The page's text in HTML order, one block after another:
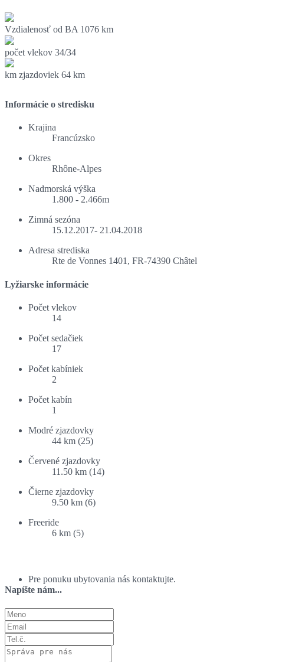
Vzdialenosť od BA 1076 km
počet vlekov 34/34
km zjazdoviek 64 km
Informácie o stredisku
Krajina
Francúzsko
Okres
Rhône-Alpes
Nadmorská výška
1.800 - 2.466m
Zimná sezóna
15.12.2017- 21.04.2018
Adresa strediska
Rte de Vonnes 1401, FR-74390 Châtel
Lyžiarske informácie
Počet vlekov
14
Počet sedačiek
17
Počet kabíniek
2
Počet kabín
1
Modré zjazdovky
44 km (25)
Červené zjazdovky
11.50 km (14)
Čierne zjazdovky
9.50 km (6)
Freeride
6 km (5)
Pre ponuku ubytovania nás kontaktujte.
Napíšte nám...